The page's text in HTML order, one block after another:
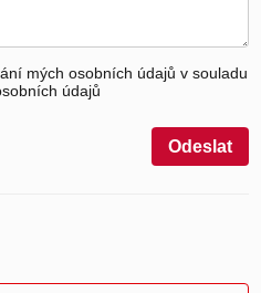
mých osobních údajů v souladu
údajů
Odeslat